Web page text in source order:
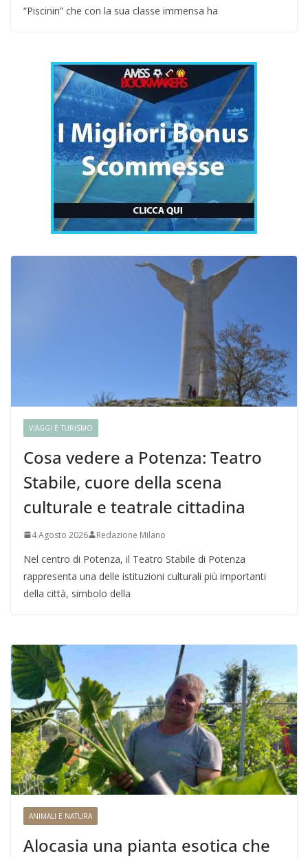
“Piscinin” che con la sua classe immensa ha
VIAGGI E TURISMO
Cosa vedere a Potenza: Teatro
Stabile, cuore della scena
culturale e teatrale cittadina
4 Agosto 2026 Redazione Milano
Nel centro di Potenza, il Teatro Stabile di Potenza
rappresenta una delle istituzioni culturali più importanti
della città, simbolo della
ANIMALI E NATURA
Alocasia una pianta esotica che